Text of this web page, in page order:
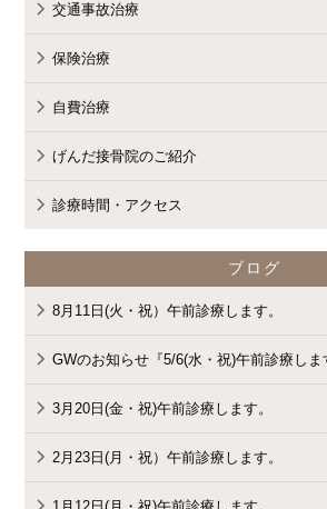
Warning
"cat_name" on
/home/cmspro17/
交通事故治療
保険治療
自費治療
げんだ接骨院のご紹介
診療時間・アクセス
ブログ
8月11日(火・祝）午前診療します。
GWのお知らせ『5/6(水・祝)午前診療しま
3月20日(金・祝)午前診療します。
2月23日(月・祝）午前診療します。